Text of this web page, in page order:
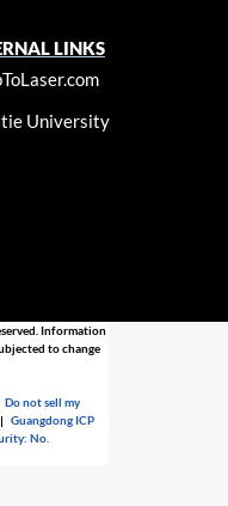
LINKS
University
Information
to change
Do not sell my
|Guangdong ICP
No.